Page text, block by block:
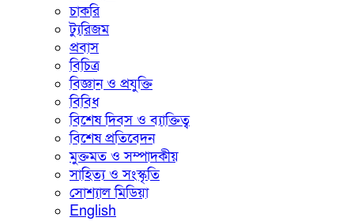
চাকরি
ট্যুরিজম
প্রবাস
বিচিত্র
বিজ্ঞান ও প্রযুক্তি
বিবিধ
বিশেষ দিবস ও ব্যাক্তিত্ব
বিশেষ প্রতিবেদন
মুক্তমত ও সম্পাদকীয়
সাহিত্য ও সংস্কৃতি
সোশ্যাল মিডিয়া
English